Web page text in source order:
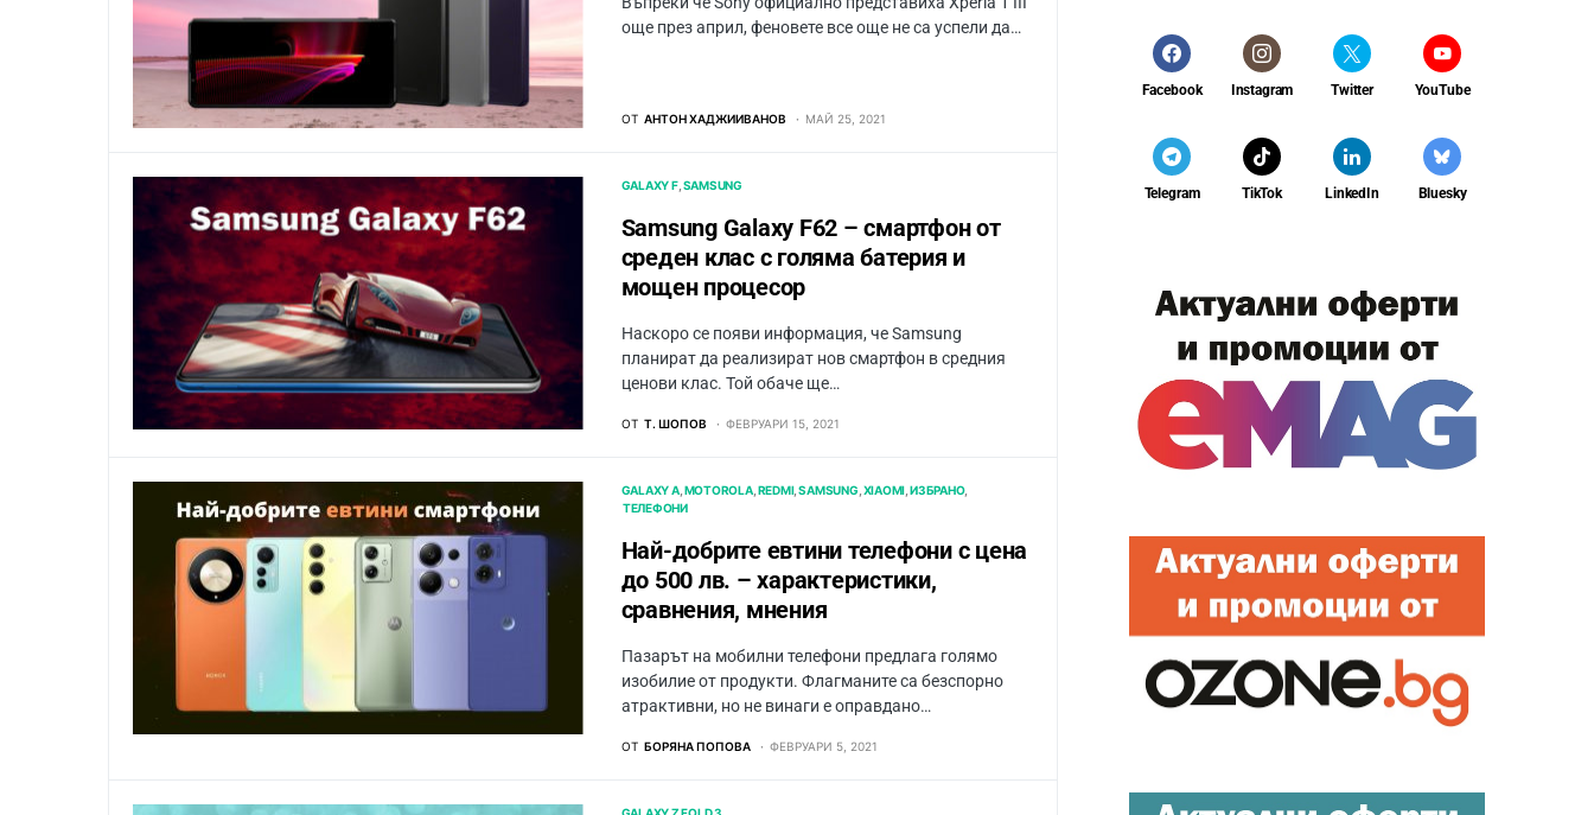
още през април, феновете все още не са успели да…
ОТ АНТОН ХАДЖИИВАНОВ МАЙ 25, 2021
GALAXY F SAMSUNG
Samsung Galaxy F62 – смартфон от
среден клас с голяма батерия и
мощен процесор
Наскоро се появи информация, че Samsung
планират да реализират нов смартфон в средния
ценови клас. Той обаче ще…
ОТ Т. ШОПОВ ФЕВРУАРИ 15, 2021
GALAXY A MOTOROLA REDMI SAMSUNG XIAOMI ИЗБРАНО
ТЕЛЕФОНИ
Най-добрите евтини телефони с ценa
до 500 лв. – характeристики,
сравнения, мнения
Пазарът на мобилни телефони предлага голямо
изобилие от продукти. Флагманите са безспорно
атрактивни, но не винаги е оправдано…
ОТ БОРЯНА ПОПОВА ФЕВРУАРИ 5, 2021
Facebook Instagram Twitter YouTube
Telegram TikTok LinkedIn Bluesky